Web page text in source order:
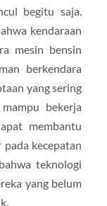
begitu saja.
kendaraan
mesin bensin
berkendara
yang sering
bekerja
membantu
pada kecepatan
teknologi
yang belum